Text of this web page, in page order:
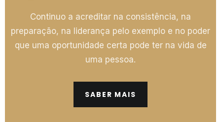
Continuo a acreditar na consistência, na
preparação, na liderança pelo exemplo e no poder
que uma oportunidade certa pode ter na vida de
uma pessoa.
SABER MAIS